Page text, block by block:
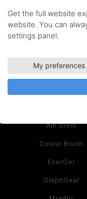
Pentel är din
konstnärsmaterial
köper en produkt
Läs
SERIER
Ain Stein
Colour Brush
EnerGel
GraphGear
Get the full website
website. You can
settings panel.
My preferences